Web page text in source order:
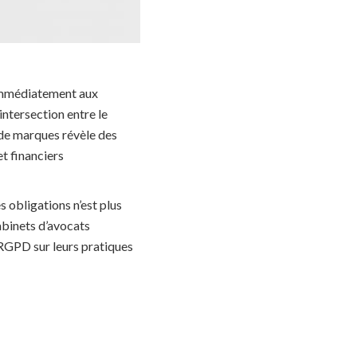
aux
entre le
marques révèle des
financiers
obligations n’est plus
d’avocats
sur leurs pratiques